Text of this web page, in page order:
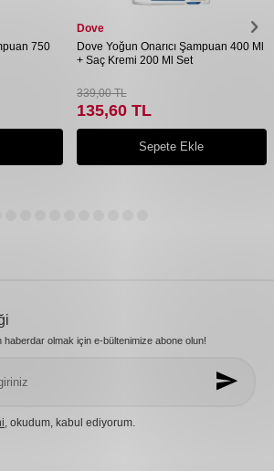
750
Dove
Dove Yoğun Onarıcı Şampuan 400 Ml
+ Saç Kremi 200 Ml Set
339,00TL
135,60TL
Sepete Ekle
haberdar olmak için e-bültenimize abone olun!
, okudum, kabul ediyorum.